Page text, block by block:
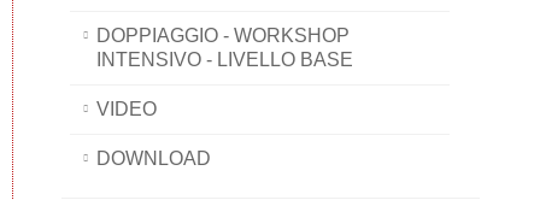
DOPPIAGGIO - WORKSHOP
INTENSIVO - LIVELLO BASE
VIDEO
DOWNLOAD